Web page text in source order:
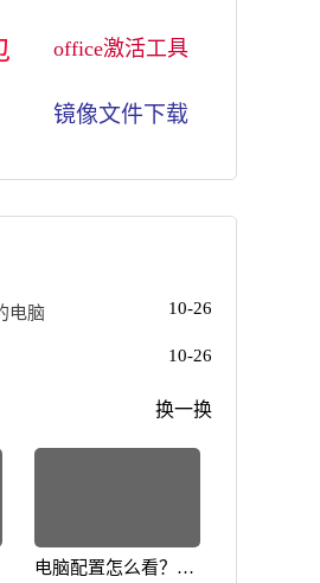
office激活工具
镜像文件下载
电脑 10-26
10-26
换一换
电脑配置怎么看？教